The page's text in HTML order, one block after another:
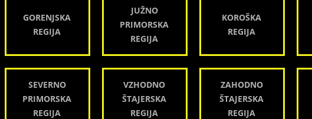
GORENJSKA
REGIJA
JUŽNO
PRIMORSKA
REGIJA
KOROŠKA
REGIJA
SEVERNO
PRIMORSKA
REGIJA
VZHODNO
ŠTAJERSKA
REGIJA
ZAHODNO
ŠTAJERSKA
REGIJA